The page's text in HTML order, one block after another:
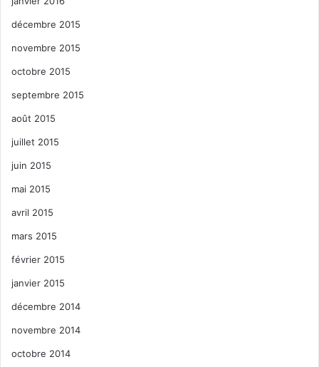
décembre 2015
novembre 2015
octobre 2015
septembre 2015
août 2015
juillet 2015
juin 2015
mai 2015
avril 2015
mars 2015
février 2015
janvier 2015
décembre 2014
novembre 2014
octobre 2014